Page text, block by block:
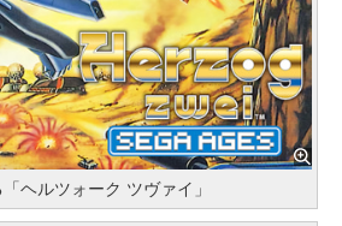
ヘルツォーク ツヴァイ」